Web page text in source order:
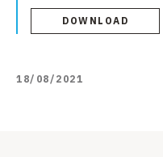
DOWNLOAD
18/08/2021